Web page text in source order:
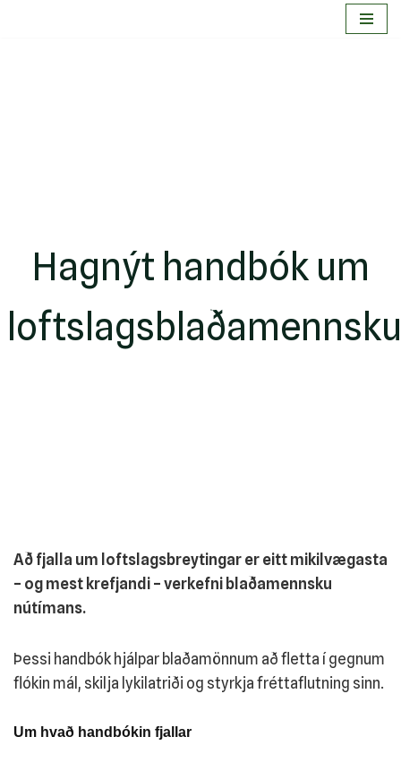
Hagnýt handbók um
loftslagsblaðamennsku
Að fjalla um loftslagsbreytingar er eitt mikilvægasta
– og mest krefjandi – verkefni blaðamennsku
nútímans.
Þessi handbók hjálpar blaðamönnum að fletta í gegnum
flókin mál, skilja lykilatriði og styrkja fréttaflutning sinn.
Um hvað handbókin fjallar